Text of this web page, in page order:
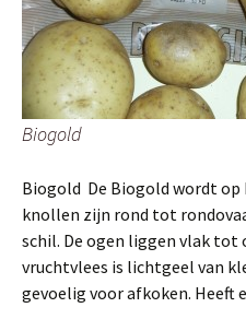
Biogold
Biogold De Biogold wordt op
knollen zijn rond tot
schil. De ogen liggen vlak tot
vruchtvlees is lichtgeel van
gevoelig voor afkoken. Heeft